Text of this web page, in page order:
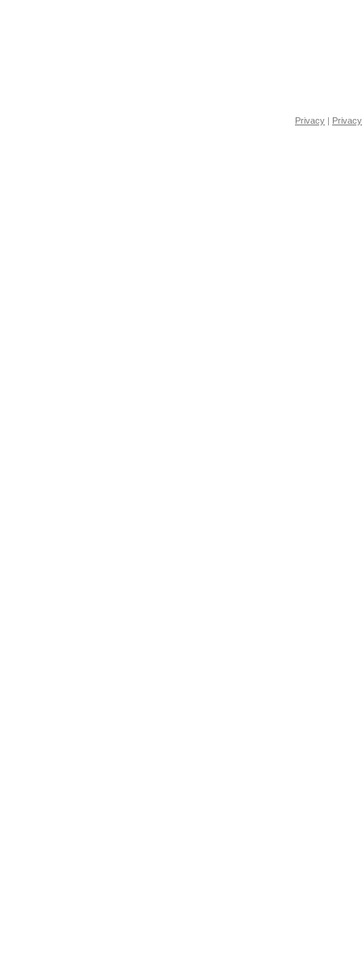
Privacy |